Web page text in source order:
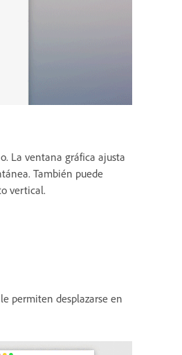
La ventana gráfica ajusta
También puede
vertical.
permiten desplazarse en